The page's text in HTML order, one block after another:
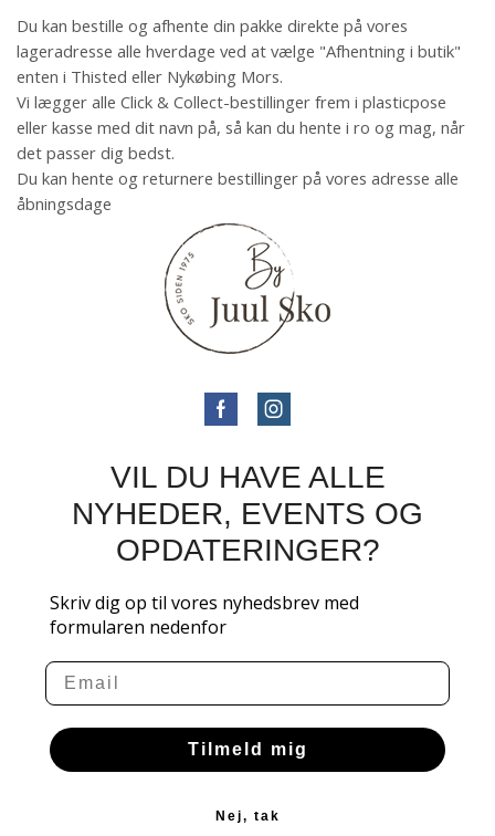
Du kan bestille og afhente din pakke direkte på vores
lageradresse alle hverdage ved at vælge "Afhentning i butik"
enten i Thisted eller Nykøbing Mors.
Vi lægger alle Click & Collect-bestillinger frem i plasticpose
eller kasse med dit navn på, så kan du hente i ro og mag, når
det passer dig bedst.
Du kan hente og returnere bestillinger på vores adresse alle
åbningsdage
VIL DU HAVE ALLE
NYHEDER, EVENTS OG
OPDATERINGER?
Skriv dig op til vores nyhedsbrev med
formularen nedenfor
Email
Tilmeld mig
Nej, tak